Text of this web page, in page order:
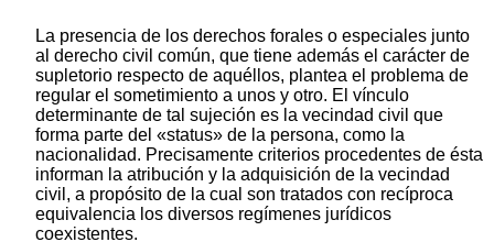
La presencia de los derechos forales o especiales junto
al derecho civil común, que tiene además el carácter de
supletorio respecto de aquéllos, plantea el problema de
regular el sometimiento a unos y otro. El vínculo
determinante de tal sujeción es la vecindad civil que
forma parte del «status» de la persona, como la
nacionalidad. Precisamente criterios procedentes de ésta
informan la atribución y la adquisición de la vecindad
civil, a propósito de la cual son tratados con recíproca
equivalencia los diversos regímenes jurídicos
coexistentes.